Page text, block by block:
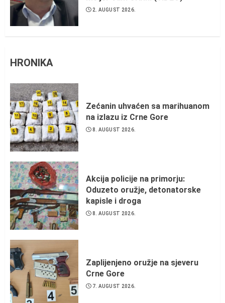
2. AUGUST 2026.
HRONIKA
Zećanin uhvaćen sa marihuanom
na izlazu iz Crne Gore
8. AUGUST 2026.
Akcija policije na primorju:
Oduzeto oružje, detonatorske
kapisle i droga
8. AUGUST 2026.
Zaplijenjeno oružje na sjeveru
Crne Gore
7. AUGUST 2026.